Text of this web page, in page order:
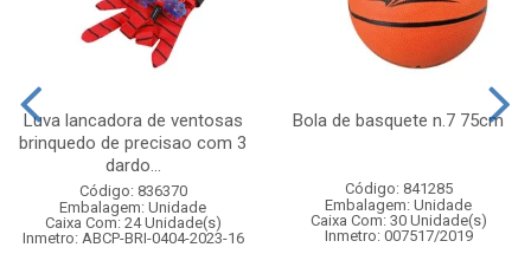
Luva lancadora de ventosas
brinquedo de precisao com 3
dardo...
Código: 836370
Embalagem: Unidade
Caixa Com: 24 Unidade(s)
Inmetro: ABCP-BRI-0404-2023-16
Bola de basquete n.7 75cm
Código: 841285
Embalagem: Unidade
Caixa Com: 30 Unidade(s)
Inmetro: 007517/2019